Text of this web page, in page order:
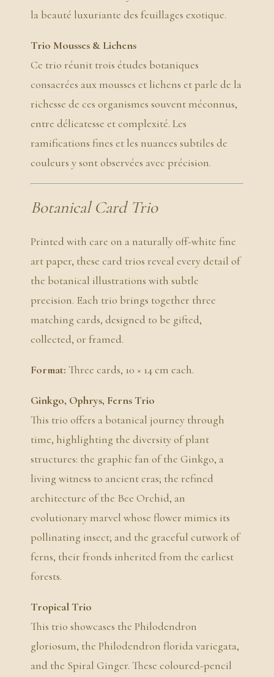
la beauté luxuriante des feuillages exotique.
Trio Mousses & Lichens
Ce trio réunit trois études botaniques
consacrées aux mousses et lichens et parle de la
richesse de ces organismes souvent méconnus,
entre délicatesse et complexité. Les
ramifications fines et les nuances subtiles de
couleurs y sont observées avec précision.
Botanical Card Trio
Printed with care on a naturally off-white fine
art paper, these card trios reveal every detail of
the botanical illustrations with subtle
precision. Each trio brings together three
matching cards, designed to be gifted,
collected, or framed.
Format: Three cards, 10 × 14 cm each.
Ginkgo, Ophrys, Ferns Trio
This trio offers a botanical journey through
time, highlighting the diversity of plant
structures: the graphic fan of the Ginkgo, a
living witness to ancient eras; the refined
architecture of the Bee Orchid, an
evolutionary marvel whose flower mimics its
pollinating insect; and the graceful cutwork of
ferns, their fronds inherited from the earliest
forests.
Tropical Trio
This trio showcases the Philodendron
gloriosum, the Philodendron florida variegata,
and the Spiral Ginger. These coloured-pencil